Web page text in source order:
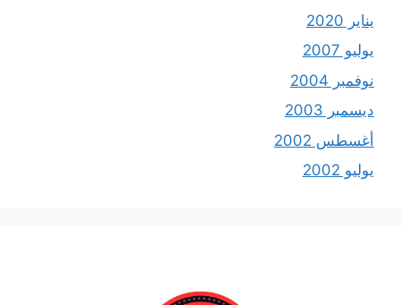
يناير 2020
يوليو 2007
نوفمبر 2004
ديسمبر 2003
أغسطس 2002
يوليو 2002